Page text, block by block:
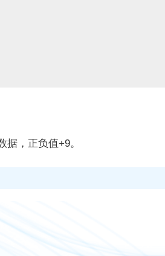
，正负值+9。